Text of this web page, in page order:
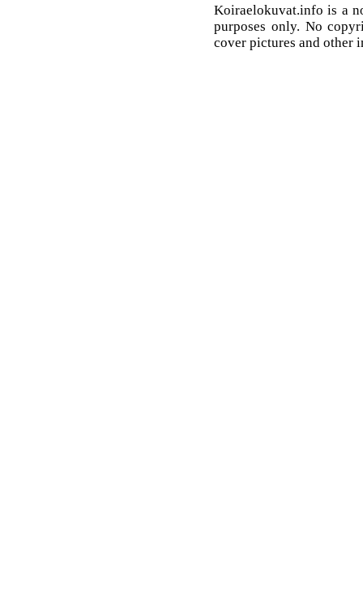
Koiraelokuvat.info is a
purposes only. No
cover pictures and other